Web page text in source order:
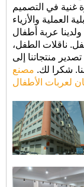
غنية في التصميم
العملية والأزياء
ولدينا عربة أطفال
ناقلات الطفل،
منتجاتنا إلى
شكرا لك. مصنع
لعربات الأطفال